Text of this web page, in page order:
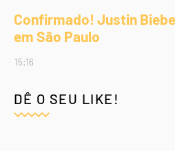
Confirmado! Justin
em São Paulo
15:16
DÊ O SEU LIKE!